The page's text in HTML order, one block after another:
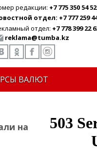
редакции: +7 775 350 54 52
отдел: +7 777 259
отдел: +7 778 399 22
reklama@tumba.kz
ВАЛЮТ
на